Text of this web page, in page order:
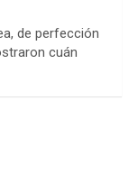
de perfección
cuán